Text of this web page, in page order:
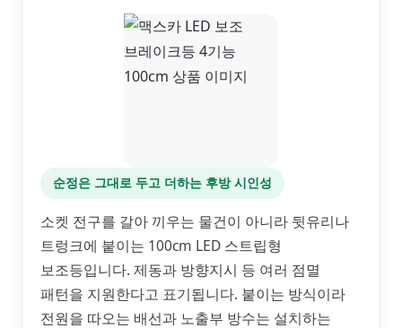
순정은 그대로 두고 더하는 후방 시인성
소켓 전구를 갈아 끼우는 물건이 아니라 뒷유리나
트렁크에 붙이는 100cm LED 스트립형
보조등입니다. 제동과 방향지시 등 여러 점멸
패턴을 지원한다고 표기됩니다. 붙이는 방식이라
전원을 따오는 배선과 노출부 방수는 설치하는